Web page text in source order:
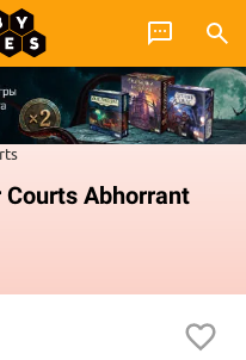
Abhorrant